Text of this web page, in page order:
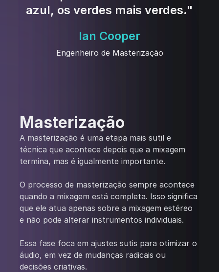
azul, os verdes mais verdes."
Ian Cooper
Engenheiro de Masterização
Masterização
A masterização é uma etapa mais sutil e
técnica que acontece depois que a mixagem
termina, mas é igualmente importante.
O processo de masterização sempre acontece
quando a mixagem está completa. Isso significa
que ele atua apenas sobre a mixagem estéreo
e não pode alterar instrumentos individuais.
Essa fase foca em ajustes sutis para otimizar o
áudio, em vez de mudanças radicais ou
decisões criativas.